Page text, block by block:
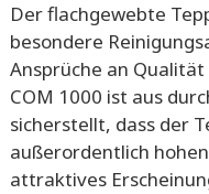
Der flachgewebte
besondere
Ansprüche an
COM 1000 ist aus
sicherstellt, dass der
außerordentlich
attraktives